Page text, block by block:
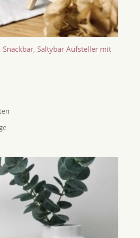
Snackbar, Saltybar Aufsteller mit